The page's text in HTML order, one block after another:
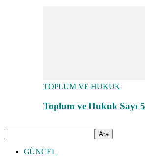
TOPLUM VE HUKUK
Toplum ve Hukuk Sayı 5
GÜNCEL